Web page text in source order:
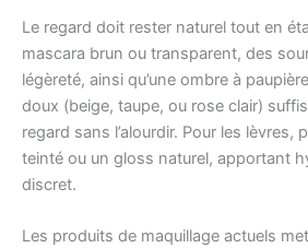
Le regard doit rester naturel tout en
mascara brun ou transparent, des
légèreté, ainsi qu’une ombre à
doux (beige, taupe, ou rose clair)
regard sans l’alourdir. Pour les lèvres,
teinté ou un gloss naturel, apportant
discret.
Les produits de maquillage actuels